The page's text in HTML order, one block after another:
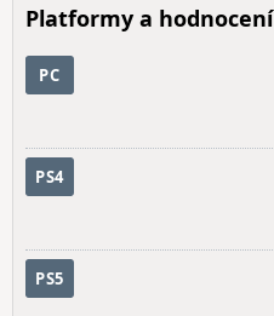
Platformy a hodnocení
PC
PS4
PS5